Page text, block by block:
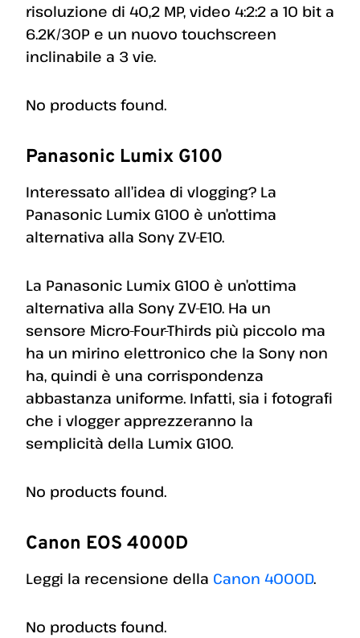
risoluzione di 40,2 MP, video 4:2:2 a 10 bit a
6.2K/30P e un nuovo touchscreen
inclinabile a 3 vie.
No products found.
Panasonic Lumix G100
Interessato all’idea di vlogging? La
Panasonic Lumix G100 è un’ottima
alternativa alla Sony ZV-E10.
La Panasonic Lumix G100 è un’ottima
alternativa alla Sony ZV-E10. Ha un
sensore Micro-Four-Thirds più piccolo ma
ha un mirino elettronico che la Sony non
ha, quindi è una corrispondenza
abbastanza uniforme. Infatti, sia i fotografi
che i vlogger apprezzeranno la
semplicità della Lumix G100.
No products found.
Canon EOS 4000D
Leggi la recensione della Canon 4000D.
No products found.